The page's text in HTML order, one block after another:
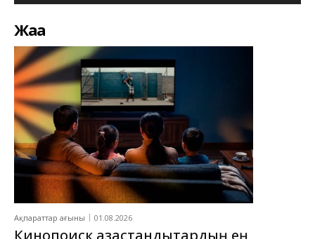
Жаңа
Ақпараттар ағыны 01.08.2026